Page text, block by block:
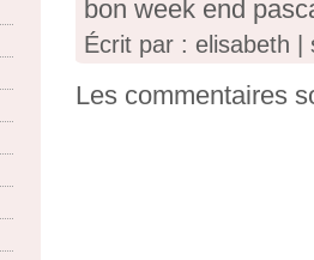
bon week end
Écrit par : elisabeth |
Les commentaires